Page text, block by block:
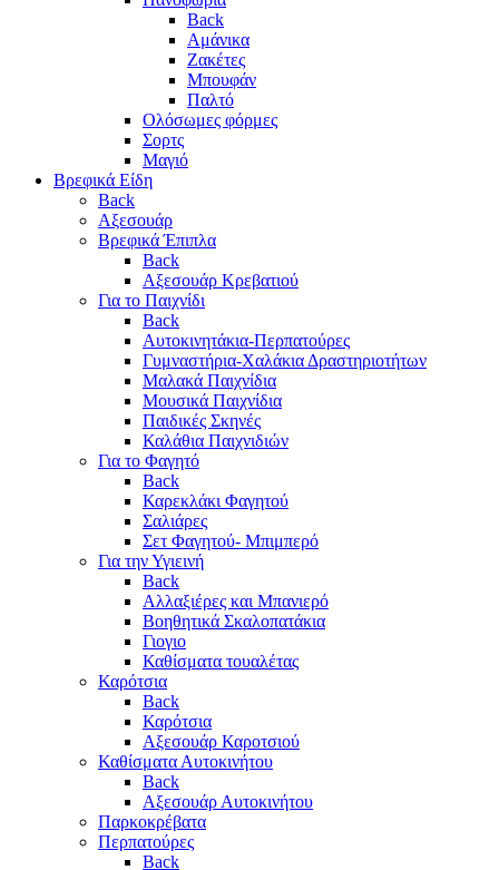
Back
Αμάνικα
Ζακέτες
Μπουφάν
Παλτό
Ολόσωμες φόρμες
Σορτς
Μαγιό
Βρεφικά Είδη
Back
Αξεσουάρ
Βρεφικά Έπιπλα
Back
Αξεσουάρ Κρεβατιού
Για το Παιχνίδι
Back
Αυτοκινητάκια-Περπατούρες
Γυμναστήρια-Χαλάκια Δραστηριοτήτων
Μαλακά Παιχνίδια
Μουσικά Παιχνίδια
Παιδικές Σκηνές
Καλάθια Παιχνιδιών
Για το Φαγητό
Back
Καρεκλάκι Φαγητού
Σαλιάρες
Σετ Φαγητού- Μπιμπερό
Για την Υγιεινή
Back
Αλλαξιέρες και Μπανιερό
Βοηθητικά Σκαλοπατάκια
Γιογιο
Καθίσματα τουαλέτας
Καρότσια
Back
Καρότσια
Αξεσουάρ Καροτσιού
Καθίσματα Αυτοκινήτου
Back
Αξεσουάρ Αυτοκινήτου
Παρκοκρέβατα
Περπατούρες
Back